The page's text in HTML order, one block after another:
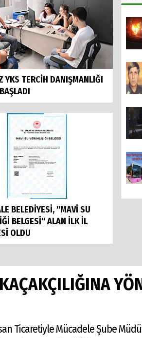
YKS TERCİH DANIŞMANLIĞI
BELEDİYESİ, "MAVİ SU
BELGESİ" ALAN İLK İL
OLDU
Ticaretiyle Mücadele Şube